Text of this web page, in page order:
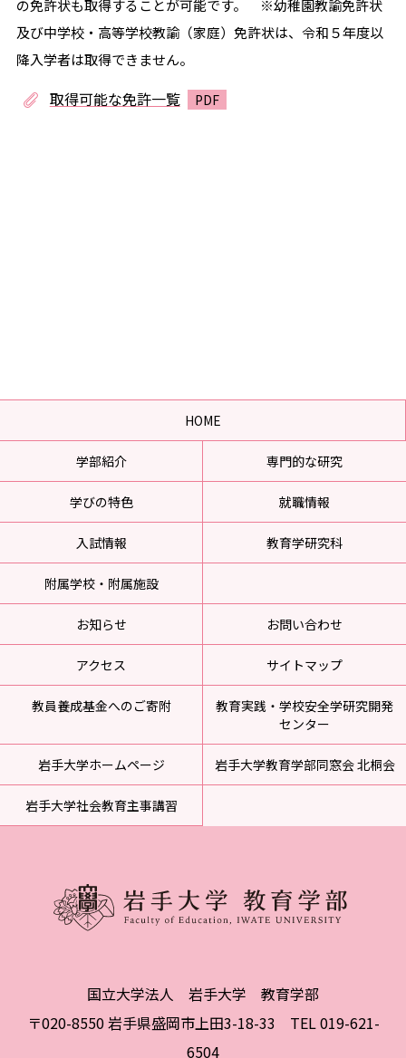
の免許状も取得することが可能です。 ※幼稚園教諭免許状
及び中学校・高等学校教諭（家庭）免許状は、令和５年度以
降入学者は取得できません。
取得可能な免許一覧
HOME
学部紹介 専門的な研究
学びの特色 就職情報
入試情報 教育学研究科
附属学校・附属施設
お知らせ お問い合わせ
アクセス サイトマップ
教員養成基金へのご寄附
教育実践・学校安全学研究開発
センター
岩手大学ホームページ 岩手大学教育学部同窓会 北桐会
岩手大学社会教育主事講習
国立大学法人 岩手大学 教育学部
〒020-8550 岩手県盛岡市上田3-18-33 TEL 019-621-
6504